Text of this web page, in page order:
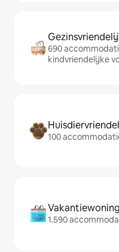
690
kindvriendelijke
100
1.590